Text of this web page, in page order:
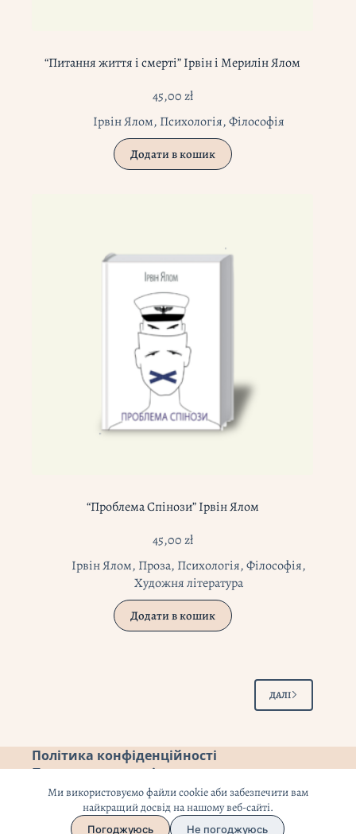
Ми використовуємо файли cookie аби забезпечити вам
найкращий досвід на нашому веб-сайті.
Погоджуюсь Не погоджуюсь
“Питання життя і смерті” Ірвін і Мерилін Ялом
45,00zł
Ірвін Ялом, Психологія,Філософія
Додати в кошик
“Проблема Спінози” Ірвін Ялом
45,00zł
Ірвін Ялом, Проза, Психологія,Філософія,
Художня література
Додати в кошик
ДАЛІ
Політика конфіденційності
Повернення коштів